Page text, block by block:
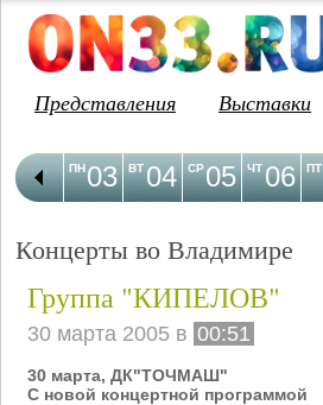
Представления
Выставки
03
ПН 04
ВТ 05
СР 06
ЧТ ПТ
Концерты во Владимире
Группа "КИПЕЛОВ"
30 марта 2005 в 00:51
30 марта, ДК"ТОЧМАШ"
С новой концертной программой